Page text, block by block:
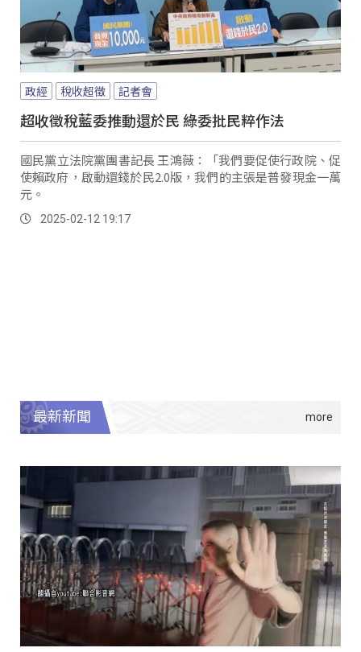
政經 稅收超徵 記者會
超收徵稅藍委推動還於民 綠委批民粹作法
國民黨立法院黨團書記長 王鴻薇：「我們要促使行政院、促
使賴政府，啟動還錢於民2.0版，我們的主張是普發現金一萬
元。
2025-02-12 19:17
最新新聞